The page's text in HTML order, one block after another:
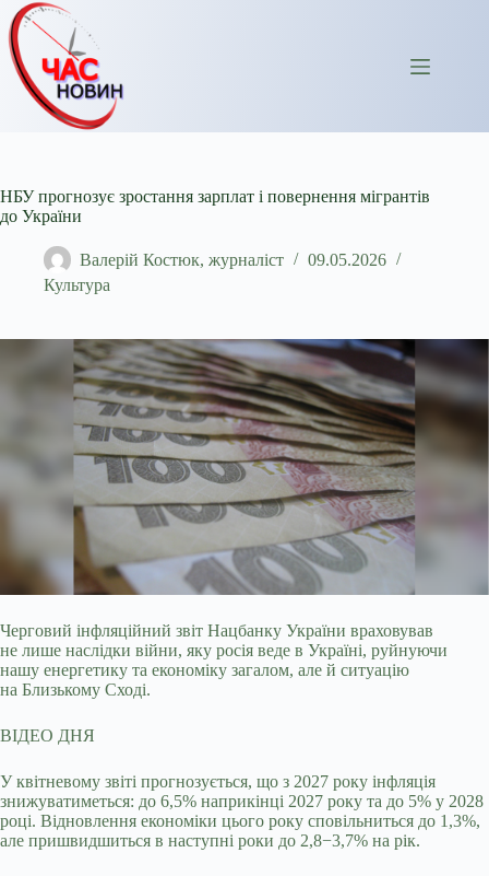
Перейти
до
вмісту
НБУ прогнозує зростання зарплат і повернення мігрантів
до України
Валерій Костюк, журналіст
09.05.2026
Культура
Черговий інфляційний звіт Нацбанку України враховував
не лише наслідки війни, яку росія веде в Україні, руйнуючи
нашу енергетику та економіку загалом, але й ситуацію
на Близькому Сході.
ВІДЕО ДНЯ
У квітневому звіті прогнозується, що з 2027 року інфляція
знижуватиметься: до 6,5% наприкінці 2027 року та до 5% у 2028
році. Відновлення економіки цього року сповільниться до 1,3%,
але пришвидшиться в наступні роки до 2,8−3,7% на рік.